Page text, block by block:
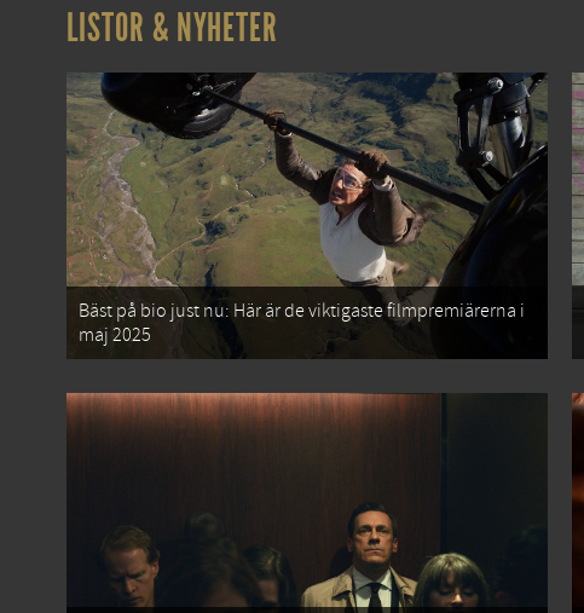
LISTOR & NYHETER
Bäst på bio just nu: Här är de viktigaste filmpremiärerna i
maj 2025